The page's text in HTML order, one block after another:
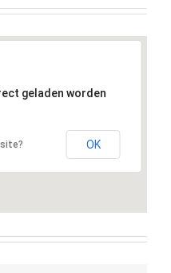
geladen worden
OK